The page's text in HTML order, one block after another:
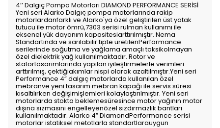
4’’ Dalgıç Pompa Motorları DIAMOND PERFORMANCE SERİSİ
Yeni seri Alarko Dalgıç pompa motorlarında rakip
motorlardanfarklı ve Alarko'ya özel geliştirilen üst yatak
tutucu ile motor ömrü,7303 serisi rulman kullanımı ile
eksenel yük dayanım kapasitesiarttırılmıştır. Nema
Standartında ve sarılabilir tipte üretilenPerformance
serilerinde soğutma ve yağlama amaçlı toksikolmayan
özel dielektrik yağ kullanılmaktadır. Rotor ve
statortasarımlarında yapılan iyileştirmelerle verimleri
arttırılmış, çektiğiakımlar nispi olarak azaltılmıştır.Yeni seri
Performance 4” dalgıç motorlarda kullanılan özel
mebranve yeni tasarım mebran kapağı ile servis süresi
kısaltılırken değişimişlemleri kolaylaştırılmıştır. Yeni seri
motorlarda stokta beklemesüresince motor yağının motor
dışına sızmasını engelleyenözel sızdırmazlık bantları
kullanılmaktadır. Alarko 4” DiamondPerformance serisi
motorlar istatiksel metotlarla standartlarauygun